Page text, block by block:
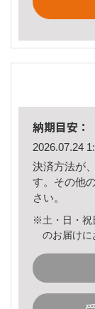
納期目安：
2026.07.24
決済方法が
す。その他
さい。
※土・日・祝
のお届けに